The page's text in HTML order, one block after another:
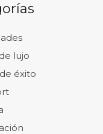
lujo
éxito